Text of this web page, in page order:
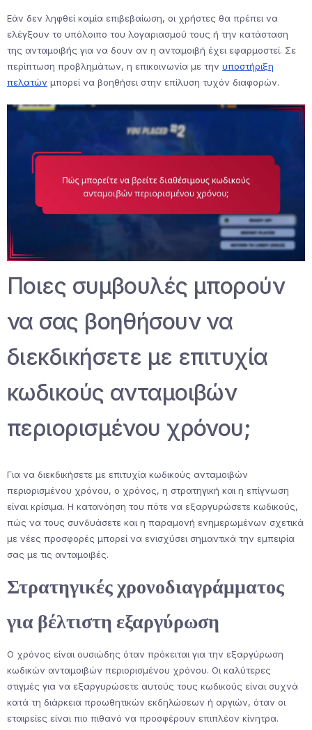
Εάν δεν ληφθεί καμία επιβεβαίωση, οι χρήστες θα πρέπει να
ελέγξουν το υπόλοιπο του λογαριασμού τους ή την κατάσταση
της ανταμοιβής για να δουν αν η ανταμοιβή έχει εφαρμοστεί. Σε
περίπτωση προβλημάτων, η επικοινωνία με την υποστήριξη
πελατών μπορεί να βοηθήσει στην επίλυση τυχόν διαφορών.
Ποιες συμβουλές μπορούν
να σας βοηθήσουν να
διεκδικήσετε με επιτυχία
κωδικούς ανταμοιβών
περιορισμένου χρόνου;
Για να διεκδικήσετε με επιτυχία κωδικούς ανταμοιβών
περιορισμένου χρόνου, ο χρόνος, η στρατηγική και η επίγνωση
είναι κρίσιμα. Η κατανόηση του πότε να εξαργυρώσετε κωδικούς,
πώς να τους συνδυάσετε και η παραμονή ενημερωμένων σχετικά
με νέες προσφορές μπορεί να ενισχύσει σημαντικά την εμπειρία
σας με τις ανταμοιβές.
Στρατηγικές χρονοδιαγράμματος
για βέλτιστη εξαργύρωση
Ο χρόνος είναι ουσιώδης όταν πρόκειται για την εξαργύρωση
κωδικών ανταμοιβών περιορισμένου χρόνου. Οι καλύτερες
στιγμές για να εξαργυρώσετε αυτούς τους κωδικούς είναι συχνά
κατά τη διάρκεια προωθητικών εκδηλώσεων ή αργιών, όταν οι
εταιρείες είναι πιο πιθανό να προσφέρουν επιπλέον κίνητρα.